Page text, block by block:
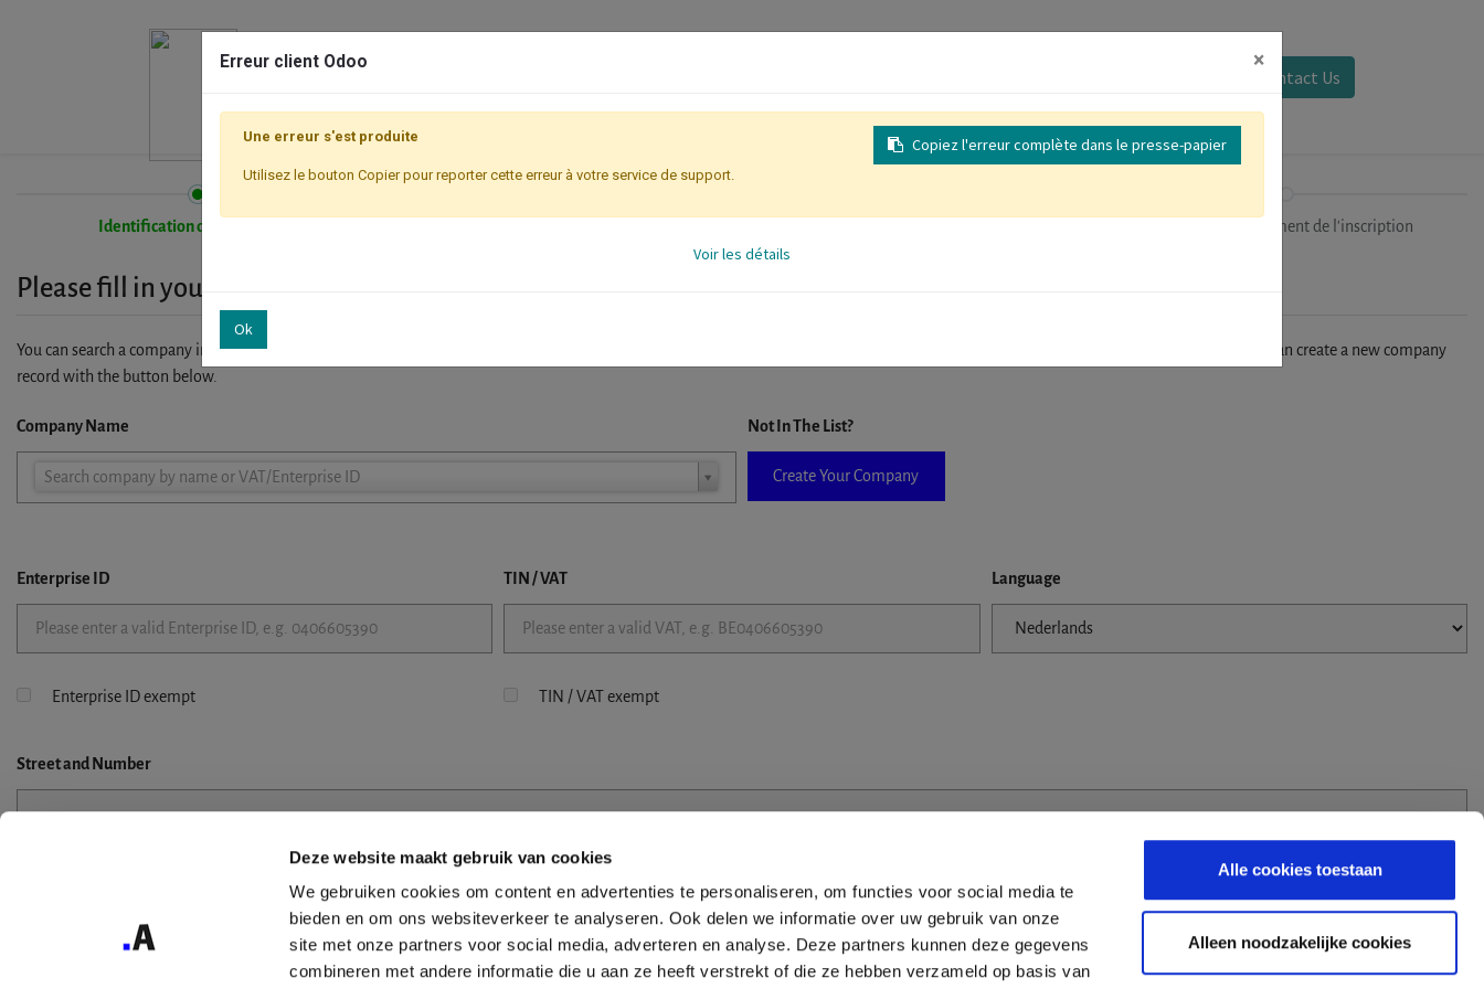
Deze website maakt gebruik van cookies
We gebruiken cookies om content en advertenties te personaliseren, om functies voor social media te
bieden en om ons websiteverkeer te analyseren. Ook delen we informatie over uw gebruik van onze
site met onze partners voor social media, adverteren en analyse. Deze partners kunnen deze gegevens
combineren met andere informatie die u aan ze heeft verstrekt of die ze hebben verzameld op basis van
Alle cookies toestaan
Alleen noodzakelijke cookies
Contact Us
Identification de l'entreprise Finalisation/Paiement de l'inscription
Please fill in your company details
You can search a company in our database by name, VAT or enterprise ID. When a company is selected it will auto-complete the form. If you don't find your company in our database, you can create a new company
record with the button below.
Company Name
Search company by name or VAT/Enterprise ID
Company
Not In The List?
Create Your Company
Enterprise ID TIN / VAT Language
Enterprise ID exempt TIN / VAT exempt
Streetand Number
Erreur client Odoo ×
Copiez l'erreur complète dans le presse-papier
Une erreur s'est produite
Utilisez le bouton Copier pour reporter cette erreur à votre service de support.
Voir les détails
Ok